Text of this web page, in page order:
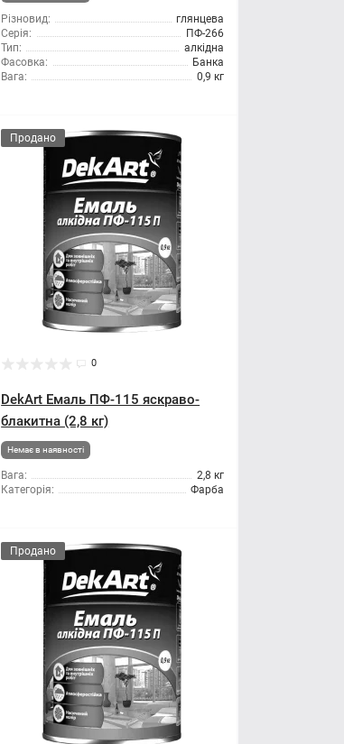
Різновид:
глянцева
Серія:
ПФ-266
Тип:
алкідна
Фасовка:
Банка
Вага:
0,9 кг
Продано
0
DekArt Емаль ПФ-115 яскраво-
блакитна (2,8 кг)
Немає в наявності
Вага:
2,8 кг
Категорія:
Фарба
Продано